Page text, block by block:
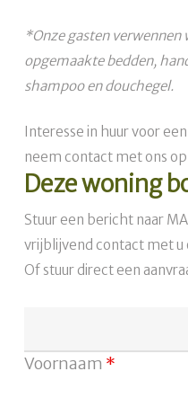
Deze woning
Stuur een bericht naar
vrijblijvend contact met u
Of stuur direct een
Voornaam *
*Onze gasten
opgemaakte bedden,
shampoo en douchegel.
Interesse in huur voor
neem contact met ons